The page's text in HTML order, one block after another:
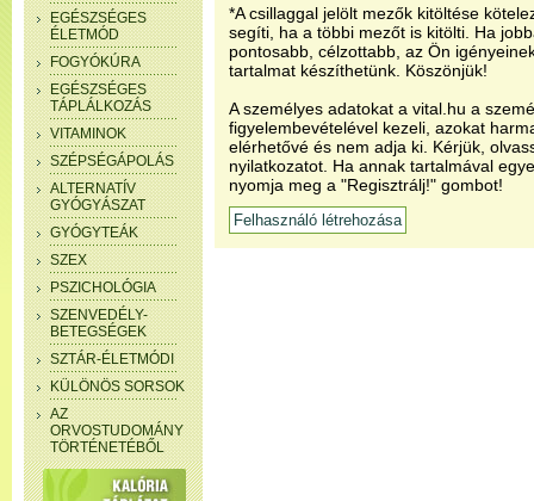
EGÉSZSÉGES
ÉLETMÓD
FOGYÓKÚRA
EGÉSZSÉGES
TÁPLÁLKOZÁS
VITAMINOK
SZÉPSÉGÁPOLÁS
ALTERNATÍV
GYÓGYÁSZAT
GYÓGYTEÁK
SZEX
PSZICHOLÓGIA
SZENVEDÉLY-
BETEGSÉGEK
SZTÁR-ÉLETMÓDI
KÜLÖNÖS SORSOK
AZ
ORVOSTUDOMÁNY
TÖRTÉNETÉBŐL
*A csillaggal jelölt mezők kitöltése
segíti, ha a többi mezőt is kitölti. Ha
pontosabb, célzottabb, az Ön
tartalmat készíthetünk. Köszönjük!
A személyes adatokat a vital.hu a
figyelembevételével kezeli, azokat
elérhetővé és nem adja ki. Kérjük,
nyilatkozatot. Ha annak tartalmával
nyomja meg a "Regisztrálj!" gombot!